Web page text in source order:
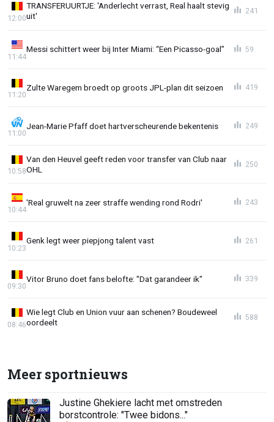
TRANSFERUURTJE: 'Anderlecht verrast, Real haalt stevig
uit'
12:00
241
Messi schittert weer bij Inter Miami: “Een Picasso-goal”
11:44
59
Zulte Waregem broedt op groots JPL-plan dit seizoen
11:20
419
Jean-Marie Pfaff doet hartverscheurende bekentenis
11:00
249
Van den Heuvel geeft reden voor transfer van Club naar
OHL
10:58
250
'Real gruwelt na zeer straffe wending rond Rodri'
10:44
243
Genk legt weer piepjong talent vast
10:23
261
Vitor Bruno doet fans belofte: "Dat garandeer ik"
09:30
339
Wie legt Club en Union vuur aan schenen? Boudeweel
oordeelt
08:46
588
Meer sportnieuws
Justine Ghekiere lacht met omstreden
borstcontrole: "Twee bidons..."